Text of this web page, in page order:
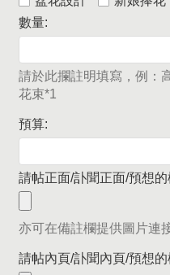
數量:
請於此攔註明填寫，例：
花束*1
預算:
請帖正面/訃聞正面/預想的
亦可在備註欄提供圖片連
請帖內頁/訃聞內頁/預想的